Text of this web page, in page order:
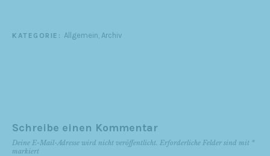
KATEGORIE: Allgemein Archiv
Schreibe einen Kommentar
Deine E-Mail-Adresse wird nicht veröffentlicht. Erforderliche Felder sind mit *
markiert